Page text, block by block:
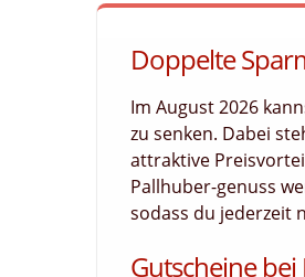
Doppelte
Im August 2026
zu senken. Dabei
attraktive
Pallhuber-genuss
sodass du jederzeit
Gutscheine